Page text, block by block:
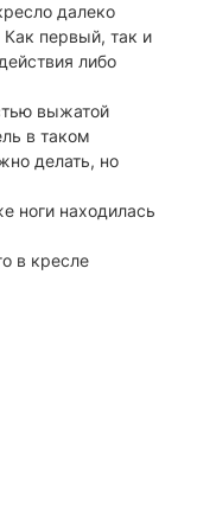
далеко
первый, так и
либо
выжатой
в таком
делать, но
ноги находилась
в кресле